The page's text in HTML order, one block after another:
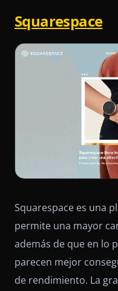
Squarespace
Squarespace es una
permite una mayor
además de que en lo
parecen mejor
de rendimiento. La